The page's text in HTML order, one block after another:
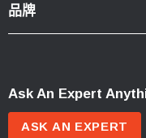
品牌
Ask An Expert
ASK AN EXPERT